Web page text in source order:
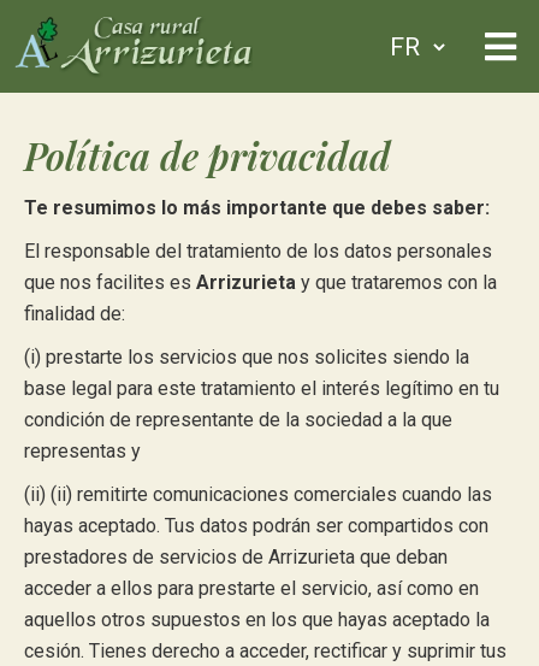
Política de privacidad
Te resumimos lo más importante que debes saber:
El responsable del tratamiento de los datos personales
que nos facilites es Arrizurieta y que trataremos con la
finalidad de:
(i) prestarte los servicios que nos solicites siendo la
base legal para este tratamiento el interés legítimo en tu
condición de representante de la sociedad a la que
representas y
(ii) (ii) remitirte comunicaciones comerciales cuando las
hayas aceptado. Tus datos podrán ser compartidos con
prestadores de servicios de Arrizurieta que deban
acceder a ellos para prestarte el servicio, así como en
aquellos otros supuestos en los que hayas aceptado la
cesión. Tienes derecho a acceder, rectificar y suprimir tus